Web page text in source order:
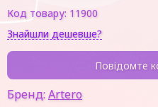
Код товару: 11900
Знайшли дешевше?
Повідомте
Бренд:Artero